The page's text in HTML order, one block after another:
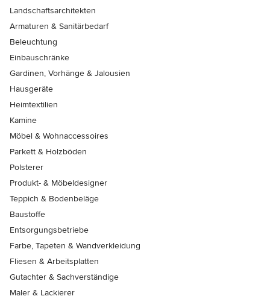
Landschaftsarchitekten
Armaturen & Sanitärbedarf
Beleuchtung
Einbauschränke
Gardinen, Vorhänge & Jalousien
Hausgeräte
Heimtextilien
Kamine
Möbel & Wohnaccessoires
Parkett & Holzböden
Polsterer
Produkt- & Möbeldesigner
Teppich & Bodenbeläge
Baustoffe
Entsorgungsbetriebe
Farbe, Tapeten & Wandverkleidung
Fliesen & Arbeitsplatten
Gutachter & Sachverständige
Maler & Lackierer